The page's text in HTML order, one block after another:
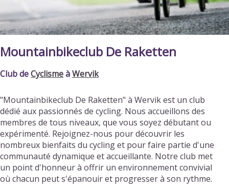
Mountainbikeclub De Raketten
Club deCyclismeàWervik
"Mountainbikeclub De Raketten" à Wervik est un club
dédié aux passionnés de cycling. Nous accueillons des
membres de tous niveaux, que vous soyez débutant ou
expérimenté. Rejoignez-nous pour découvrir les
nombreux bienfaits du cycling et pour faire partie d'une
communauté dynamique et accueillante. Notre club met
un point d'honneur à offrir un environnement convivial
où chacun peut s'épanouir et progresser à son rythme.